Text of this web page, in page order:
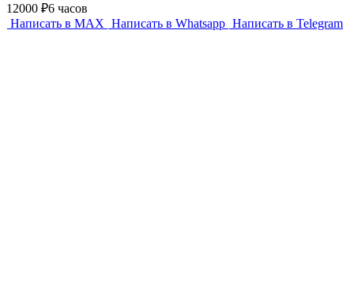
12000 ₽6 часов
Написать в MAX Написать в Whatsapp Написать в Telegram